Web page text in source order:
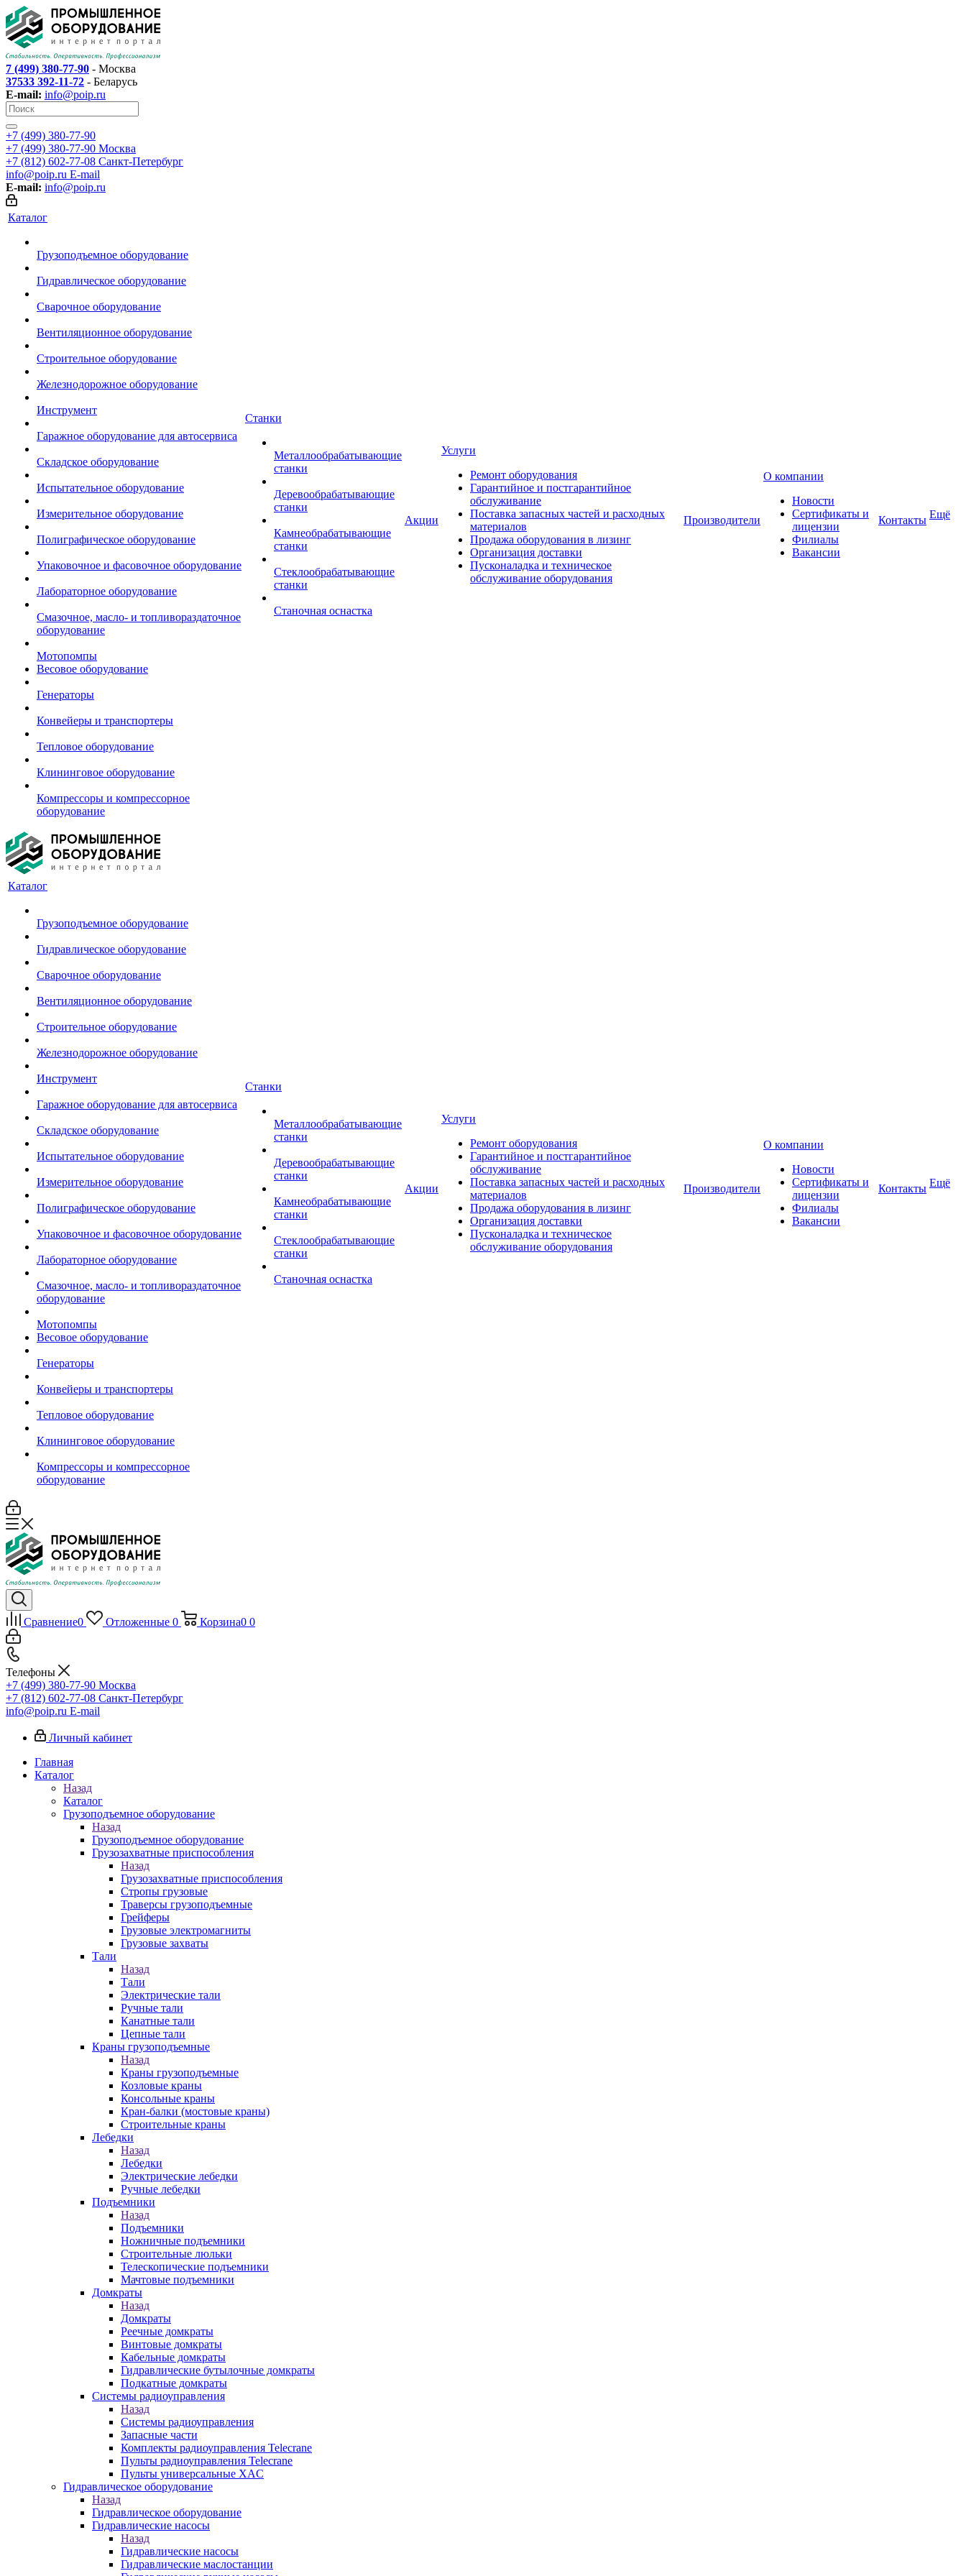
7 (499) 380-77-90 - Москва
37533 392-11-72 - Беларусь
E-mail: info@poip.ru
+7 (499) 380-77-90
+7 (499) 380-77-90 Москва
+7 (812) 602-77-08 Санкт-Петербург
info@poip.ru E-mail
E-mail: info@poip.ru
Каталог
Грузоподъемное оборудование
Гидравлическое оборудование
Сварочное оборудование
Вентиляционное оборудование
Строительное оборудование
Железнодорожное оборудование
Инструмент
Гаражное оборудование для автосервиса
Складское оборудование
Испытательное оборудование
Измерительное оборудование
Полиграфическое оборудование
Упаковочное и фасовочное оборудование
Лабораторное оборудование
Смазочное, масло- и топливораздаточное
оборудование
Мотопомпы
Весовое оборудование
Генераторы
Конвейеры и транспортеры
Тепловое оборудование
Клининговое оборудование
Компрессоры и компрессорное
оборудование
Станки
Металлообрабатывающие
станки
Деревообрабатывающие
станки
Камнеобрабатывающие
станки
Стеклообрабатывающие
станки
Станочная оснастка
Акции
Услуги
Ремонт оборудования
Гарантийное и постгарантийное
обслуживание
Поставка запасных частей и расходных
материалов
Продажа оборудования в лизинг
Организация доставки
Пусконаладка и техническое
обслуживание оборудования
Производители
О компании
Новости
Сертификаты и
лицензии
Филиалы
Вакансии
Контакты Ещё
Каталог
Грузоподъемное оборудование
Гидравлическое оборудование
Сварочное оборудование
Вентиляционное оборудование
Строительное оборудование
Железнодорожное оборудование
Инструмент
Гаражное оборудование для автосервиса
Складское оборудование
Испытательное оборудование
Измерительное оборудование
Полиграфическое оборудование
Упаковочное и фасовочное оборудование
Лабораторное оборудование
Смазочное, масло- и топливораздаточное
оборудование
Мотопомпы
Весовое оборудование
Генераторы
Конвейеры и транспортеры
Тепловое оборудование
Клининговое оборудование
Компрессоры и компрессорное
оборудование
Станки
Металлообрабатывающие
станки
Деревообрабатывающие
станки
Камнеобрабатывающие
станки
Стеклообрабатывающие
станки
Станочная оснастка
Акции
Услуги
Ремонт оборудования
Гарантийное и постгарантийное
обслуживание
Поставка запасных частей и расходных
материалов
Продажа оборудования в лизинг
Организация доставки
Пусконаладка и техническое
обслуживание оборудования
Производители
О компании
Новости
Сертификаты и
лицензии
Филиалы
Вакансии
Контакты Ещё
Сравнение0 Отложенные 0 Корзина0 0
Телефоны
+7 (499) 380-77-90 Москва
+7 (812) 602-77-08 Санкт-Петербург
info@poip.ru E-mail
Личный кабинет
Главная
Каталог
Назад
Каталог
Грузоподъемное оборудование
Назад
Грузоподъемное оборудование
Грузозахватные приспособления
Назад
Грузозахватные приспособления
Стропы грузовые
Траверсы грузоподъемные
Грейферы
Грузовые электромагниты
Грузовые захваты
Тали
Назад
Тали
Электрические тали
Ручные тали
Канатные тали
Цепные тали
Краны грузоподъемные
Назад
Краны грузоподъемные
Козловые краны
Консольные краны
Кран-балки (мостовые краны)
Строительные краны
Лебедки
Назад
Лебедки
Электрические лебедки
Ручные лебедки
Подъемники
Назад
Подъемники
Ножничные подъемники
Строительные люльки
Телескопические подъемники
Мачтовые подъемники
Домкраты
Назад
Домкраты
Реечные домкраты
Винтовые домкраты
Кабельные домкраты
Гидравлические бутылочные домкраты
Подкатные домкраты
Системы радиоуправления
Назад
Системы радиоуправления
Запасные части
Комплекты радиоуправления Telecrane
Пульты радиоуправления Telecrane
Пульты универсальные XAC
Гидравлическое оборудование
Назад
Гидравлическое оборудование
Гидравлические насосы
Назад
Гидравлические насосы
Гидравлические маслостанции